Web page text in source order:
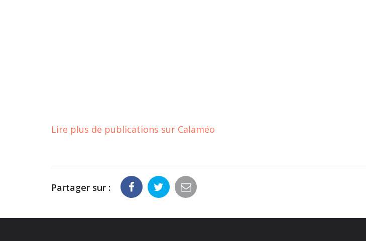
Lire plus de publications sur Calaméo
Partager sur :